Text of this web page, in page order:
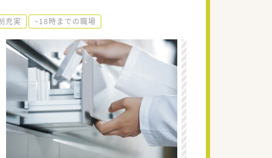
充実 ~18時までの職場